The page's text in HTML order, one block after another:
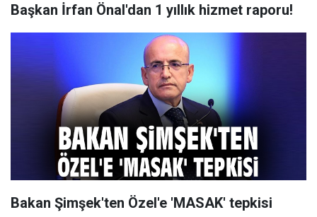
Başkan İrfan Önal'dan 1 yıllık hizmet raporu!
Bakan Şimşek'ten Özel'e 'MASAK' tepkisi